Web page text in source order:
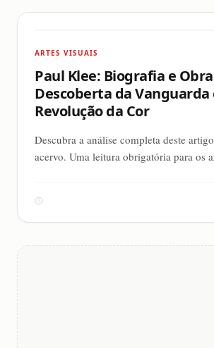
ARTES VISUAIS
Paul Klee: Biografia e
Descoberta da Vanguarda
Revolução da Cor
Descubra a análise completa deste
acervo. Uma leitura obrigatória para os